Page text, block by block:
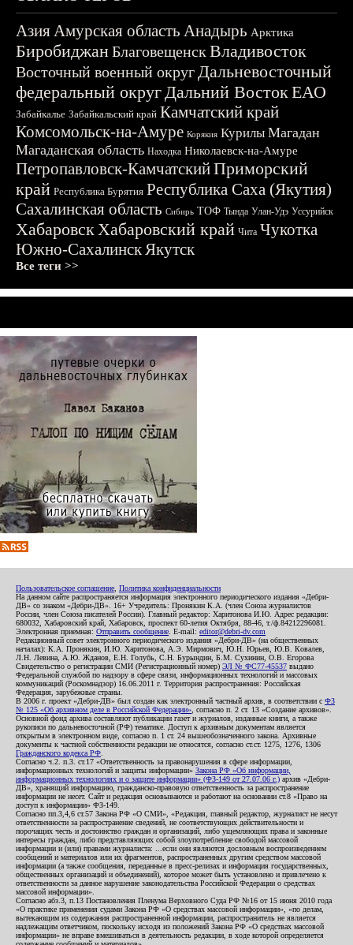
АзияАмурская область Анадырь Арктика
БиробиджанБлаговещенскВладивосток
Восточный военный округДальневосточный
федеральный округДальний ВостокЕАО
Забайкалье Забайкальский край Камчатский край
Комсомольск-на-Амуре Корякия Курилы Магадан
Магаданская область Находка Николаевск-на-Амуре
Петропавловск-КамчатскийПриморский
край Республика Бурятия Республика Саха (Якутия)
Сахалинская область Сибирь ТОФ Тында Улан-Удэ Уссурийск
ХабаровскХабаровский край Чита Чукотка
Южно-СахалинскЯкутск
Все теги >>
Пользовательское соглашение Политика конфиденциальности
На данном сайте распространяется информация электронного периодического издания «Дебри-
ДВ» со знаком «Дебри-ДВ». 16+ Учредитель: Пронякин К.А. (член Союза журналистов
России, член Союза писателей России). Главный редактор: Харитонова И.Ю. Адрес редакции:
680032, Хабаровский край, Хабаровск, проспект 60-летия Октября, 88-46, т./ф.84212296081.
Электронная приемная: Отправить сообщение . E-mail: editor@debri-dv.com
Редакционный совет электронного периодического издания «Дебри-ДВ» (на общественных
началах): К.А. Пронякин, И.Ю. Харитонова, А.Э. Мирмович, Ю.Н. Юрьев, Ю.В. Ковалев,
Л.Н. Левина, А.Ю. Жданов, Е.Н. Голубь, С.Н. Бурындин, Б.М. Сухинин, О.В. Егорова
Свидетельство о регистрации СМИ (Регистрационный номер) ЭЛ № ФС77-45537 выдано
Федеральной службой по надзору в сфере связи, информационных технологий и массовых
коммуникаций (Роскомнадзор) 16.06.2011 г. Территория распространения: Российская
Федерация, зарубежные страны.
В 2006 г. проект «Дебри-ДВ» был создан как электронный частный архив, в соответствии с ФЗ
№ 125 «Об архивном деле в Российской Федерации» , согласно п. 2 ст. 13 «Создание архивов».
Основной фонд архива составляют публикации газет и журналов, изданные книги, а также
рукописи по дальневосточной (РФ) тематике. Доступ к архивным документам является
открытым в электронном виде, согласно п. 1 ст. 24 вышеобозначенного закона. Архивные
документы к частной собственности редакции не относятся, согласно ст.ст. 1275, 1276, 1306
Гражданского кодекса РФ
Согласно ч.2. п.3. ст.17 «Ответственность за правонарушения в сфере информации,
информационных технологий и защиты информации» Закона РФ «Об информации,
информационных технологиях и о защите информации» (ФЗ-149 от 27.07.06 г.) архив «Дебри-
ДВ», хранящий информацию, гражданско-правовую ответственность за распространение
информации не несет. Сайт и редакция основываются и работают на основании ст.8 «Право на
доступ к информации» ФЗ-149.
Согласно пп.3,4,6 ст.57 Закона РФ «О СМИ», «Редакция, главный редактор, журналист не несут
ответственности за распространение сведений, не соответствующих действительности и
порочащих честь и достоинство граждан и организаций, либо ущемляющих права и законные
интересы граждан, либо представляющих собой злоупотребление свободой массовой
информации и (или) правами журналиста: ...если они являются дословным воспроизведением
сообщений и материалов или их фрагментов, распространенных другим средством массовой
информации (а также сообщения, переданные в пресс-релизах и информация государственных,
общественных организаций и объединений), которое может быть установлено и привлечено к
ответственности за данное нарушение законодательства Российской Федерации о средствах
массовой информации».
Согласно абз.3, п.13 Постановления Пленума Верховного Суда РФ №16 от 15 июня 2010 года
«О практике применения судами Закона РФ «О средствах массовой информации», «по делам,
вытекающим из содержания распространенной информации, распространитель не является
надлежащим ответчиком, поскольку исходя из положений Закона РФ «О средствах массовой
информации» не вправе вмешиваться в деятельность редакции, в ходе которой определяется